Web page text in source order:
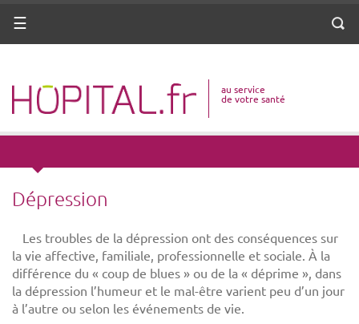
ANNUAIRE
VOTRE SANTÉ
DROITS & DÉMARCHES
MISSIONS
MÉTIERS
Menu
au service
de votre santé
Dépression
Les troubles de la dépression ont des conséquences sur
la vie affective, familiale, professionnelle et sociale. À la
différence du « coup de blues » ou de la « déprime », dans
la dépression l’humeur et le mal-être varient peu d’un jour
à l’autre ou selon les événements de vie.